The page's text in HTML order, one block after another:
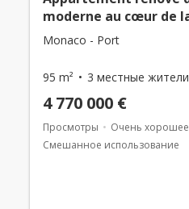
moderne au cœur de
Monaco - Port
95 m² 3 местные жители
4 770 000 €
Просмотры
Очень хорошее
Смешанное использование